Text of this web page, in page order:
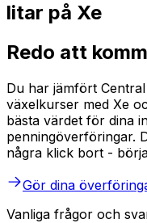
litar på Xe
Redo att
Du har jämfört
växelkurser med Xe
bästa värdet för dina
penningöverföringar.
några klick bort -
Gör dina
Vanliga frågor och